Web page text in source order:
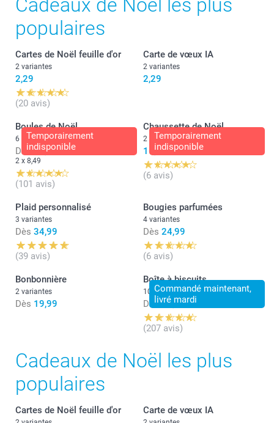
Cadeaux de Noël les plus
populaires
Cartes de Noël feuille d'or
2 variantes
2,29
(20 avis)
Carte de vœux IA
2 variantes
2,29
Temporairement
indisponible
Boules de Noël
6 variantes
Dès 16,98
2 x 8,49
(101 avis)
Temporairement
indisponible
Chaussette de Noël
2 variantes
16,99
(6 avis)
Plaid personnalisé
3 variantes
Dès 34,99
(39 avis)
Bougies parfumées
4 variantes
Dès 24,99
(6 avis)
Bonbonnière
2 variantes
Dès 19,99
Commandé maintenant,
livré mardi
Boîte à biscuits
10 variantes
Dès 22,99
(207 avis)
Cadeaux de Noël les plus
populaires
Cartes de Noël feuille d'or Carte de vœux IA